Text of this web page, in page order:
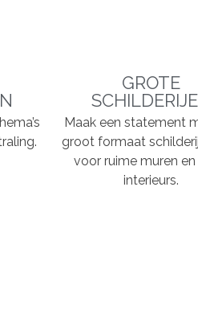
GROTE
Maak een statement
groot formaat
voor ruime muren
interieurs.